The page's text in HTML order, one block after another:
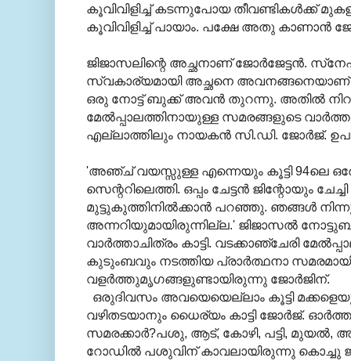
കൂവിവിളിച്ച് കടന്നുപോയ തീവണ്ടികള്‍ക്ക്
കൂവിവിളിച്ച് പായാം. പക്ഷേ അതു കാണാന്‍
ജിജാസലിന്റെ അച്ഛനാണ് ജോര്‍ജേട്ടന്‍.
സ്വകാര്യമായി അച്ഛനെ അവനങ്ങനെയാണ്
ഒരു നോട്ട് ബുക്ക് അവന്‍ തുറന്നു. അതില്‍
മേല്‍പ്പാലത്തിനായുള്ള സമരങ്ങളുടെ
എല്ലാത്തിലും നായകന്‍ സി.ഡി. ജോര്‍ജ്.
'അഞ്ച് വയസ്സുള്ള എന്നെയും കൂട്ടി 94ലെ
സെന്ററിലെത്തി. ഒപ്പം ചേട്ടന്‍ ജിന്റോയും
മുട്ടുകുത്തിനില്‍ക്കാന്‍ പറഞ്ഞു. ഞങ്ങള്‍
അന്നറിയുമായിരുന്നില്ല.' ജിജാസല്‍
വാര്‍ത്താചിത്രം കാട്ടി. വടക്കാഞ്ചേരി
കുടുംബവും നടത്തിയ പ്രാര്‍ത്ഥനാ
വളര്‍ത്തുമൃഗങ്ങളുണ്ടായിരുന്നു ജോര്‍ജിന്.
ഒരുദിവസം അവയെയെല്ലാം കൂട്ടി
വഴിതടയാനും ധൈര്യം കാട്ടി ജോര്‍ജ്.
സമരക്കാര്‍?പശു, ആട്, കോഴി, പട്ടി, മുയല്‍,
റോഡില്‍ പശുവിന് കാവലായിരുന്നു കൊച്ചു